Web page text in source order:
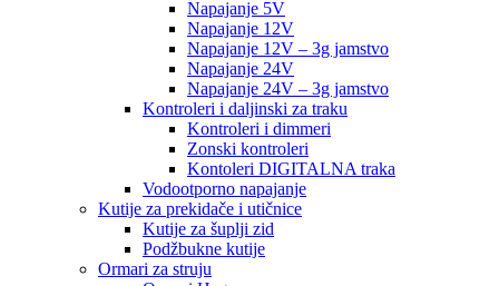
Napajanje 5V
Napajanje 12V
Napajanje 12V – 3g jamstvo
Napajanje 24V
Napajanje 24V – 3g jamstvo
Kontroleri i daljinski za traku
Kontroleri i dimmeri
Zonski kontroleri
Kontoleri DIGITALNA traka
Vodootporno napajanje
Kutije za prekidače i utičnice
Kutije za šuplji zid
Podžbukne kutije
Ormari za struju